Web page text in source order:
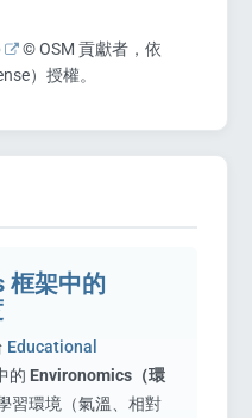
© OSM 貢獻者，依
）授權。
框架中的
Educational
的 Environomics（環
習環境（氣溫、相對